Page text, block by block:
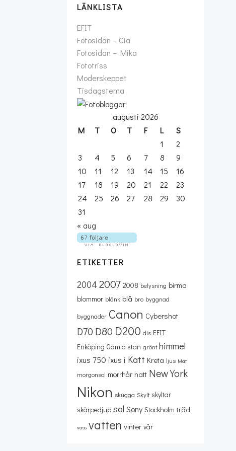
LÄNKLISTA
EFIT
Fotosidan – Cia
Fotosidan – Mika
Fototriss
Moderskeppet
Tisdagstema
augusti 2026
M
T O T F L
S
1
2
3
4 5 6 7 8
9
10
11 12 13 14 15
16
17
18 19 20 21 22
23
24
25 26 27 28 29
30
31
« aug
ETIKETTER
2004 2007 2008 belysning birma
blommor blänk blå bro byggnad
byggnader Canon Cybershot
D70 D80 D200 dis EFIT
Enköping Gamla stan grönt himmel
ixus 750 ixus i Katt Kreta ljus Mat
morgonsol morrhår natt New York
Nikon skugga Skylt skyltar
skärpedjup sol Sony Stockholm träd
vass vatten vinter vår